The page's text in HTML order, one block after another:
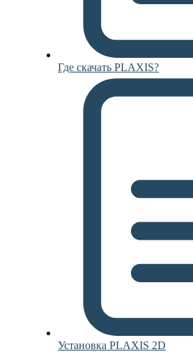
Где скачать PLAXIS?
Установка PLAXIS 2D